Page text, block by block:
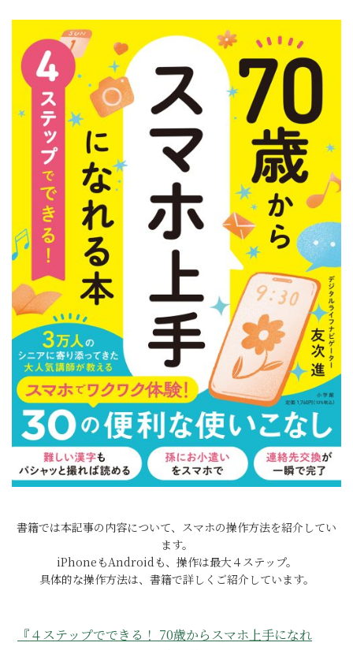
書籍では本記事の内容について、スマホの操作方法を紹介してい
ます。
iPhoneもAndroidも、操作は最大４ステップ。
具体的な操作方法は、書籍で詳しくご紹介しています。
『４ステップでできる！ 70歳からスマホ上手になれ